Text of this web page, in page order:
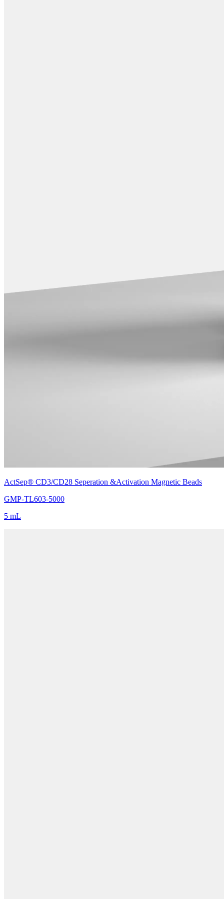
ActSep® CD3/CD28 Seperation &Activation Magnetic Beads
GMP-TL603-5000
5 mL